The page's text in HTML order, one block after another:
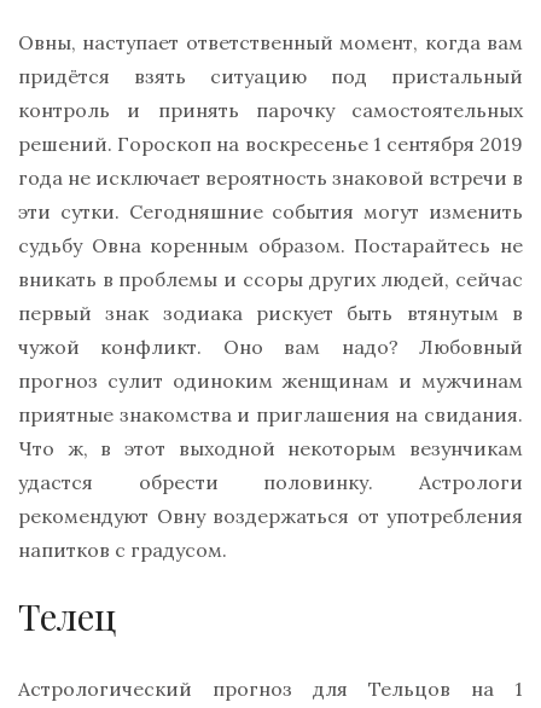
Овны, наступает ответственный момент, когда вам
придётся взять ситуацию под пристальный
контроль и принять парочку самостоятельных
решений. Гороскоп на воскресенье 1 сентября 2019
года не исключает вероятность знаковой встречи в
эти сутки. Сегодняшние события могут изменить
судьбу Овна коренным образом. Постарайтесь не
вникать в проблемы и ссоры других людей, сейчас
первый знак зодиака рискует быть втянутым в
чужой конфликт. Оно вам надо? Любовный
прогноз сулит одиноким женщинам и мужчинам
приятные знакомства и приглашения на свидания.
Что ж, в этот выходной некоторым везунчикам
удастся обрести половинку. Астрологи
рекомендуют Овну воздержаться от употребления
напитков с градусом.
Телец
Астрологический прогноз для Тельцов на 1